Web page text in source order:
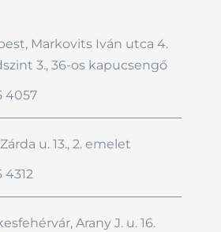
Markovits Iván utca 4.
3., 36-os kapucsengő
4057
u. 13., 2. emelet
4312
Arany J. u. 16.